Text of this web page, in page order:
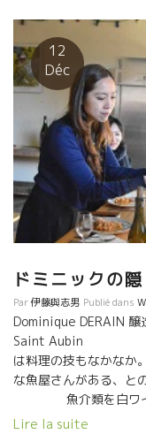
ンテージを持参。この
細なシャブリ。余
ラングドックの標高
オリヴィエも昔は凝縮
ていたが、今やマセ
し、素晴らしいバラ
★Cosmic(スペイン) こ
いていたのが、スペイ
ベットあたりの修行僧
宇宙のエネルギーの流
ニャン・ノワール、ブ
もうワインを超えた飲
りあっていた。 今から
2人だ！
フ・プエヨもセミヨン
戦。マセラシオンする
雑に表現されてい
★Mas de Mon Père コ
ール！今や日本に取り
麗で果実味溢れる
12
Déc
ドミニックの
Par伊藤與志男 Publié dans
Dominique DERAIN 醸
Saint Aubin ブルゴ
は料理の技もなかなか
な魚屋さんがある、と
魚介類を白ワイン
プリ。 ブルゴーニ
Lire la suite